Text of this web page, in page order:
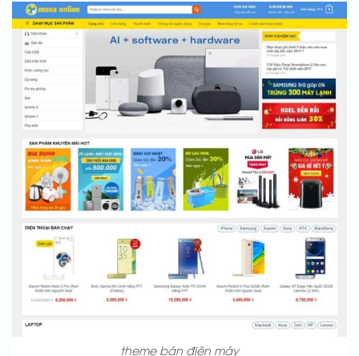
theme bán điện máy